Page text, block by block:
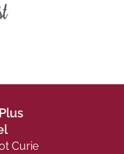
Curie